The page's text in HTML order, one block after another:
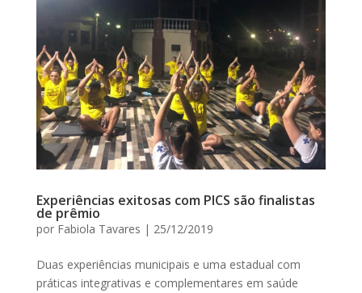
Experiências exitosas com PICS são finalistas
de prêmio
por Fabiola Tavares | 25/12/2019
Duas experiências municipais e uma estadual com
práticas integrativas e complementares em saúde